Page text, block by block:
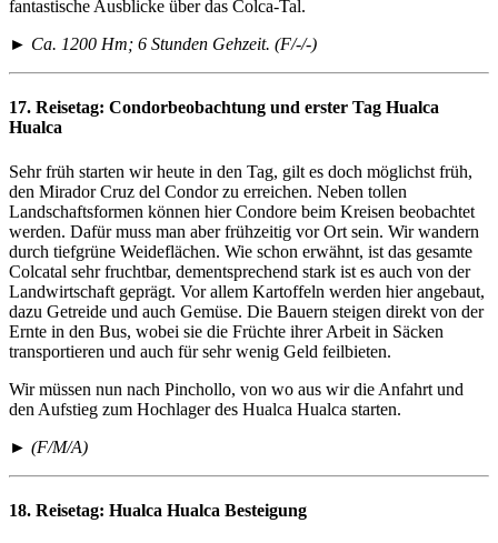
fantastische Ausblicke über das Colca-Tal.
► Ca. 1200 Hm; 6 Stunden Gehzeit. (F/-/-)
17. Reisetag: Condorbeobachtung und erster Tag Hualca
Hualca
Sehr früh starten wir heute in den Tag, gilt es doch möglichst früh,
den Mirador Cruz del Condor zu erreichen. Neben tollen
Landschaftsformen können hier Condore beim Kreisen beobachtet
werden. Dafür muss man aber frühzeitig vor Ort sein. Wir wandern
durch tiefgrüne Weideflächen. Wie schon erwähnt, ist das gesamte
Colcatal sehr fruchtbar, dementsprechend stark ist es auch von der
Landwirtschaft geprägt. Vor allem Kartoffeln werden hier angebaut,
dazu Getreide und auch Gemüse. Die Bauern steigen direkt von der
Ernte in den Bus, wobei sie die Früchte ihrer Arbeit in Säcken
transportieren und auch für sehr wenig Geld feilbieten.
Wir müssen nun nach Pinchollo, von wo aus wir die Anfahrt und
den Aufstieg zum Hochlager des Hualca Hualca starten.
► (F/M/A)
18. Reisetag: Hualca Hualca Besteigung